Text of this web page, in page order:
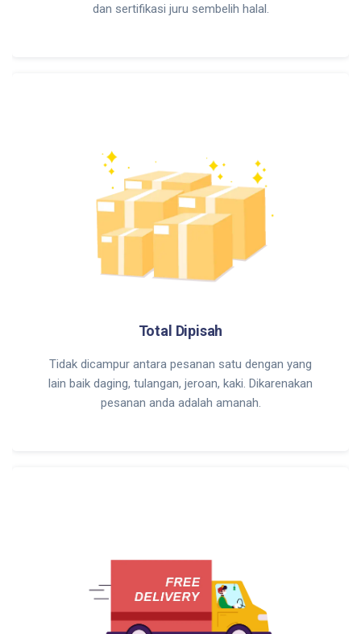
dan sertifikasi juru sembelih halal.
Total Dipisah
Tidak dicampur antara pesanan satu dengan yang
lain baik daging, tulangan, jeroan, kaki. Dikarenakan
pesanan anda adalah amanah.